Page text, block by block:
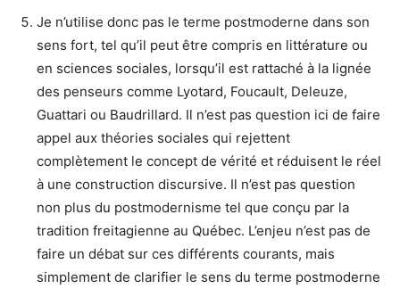
Je n’utilise donc pas le terme postmoderne dans son
sens fort, tel qu’il peut être compris en littérature ou
en sciences sociales, lorsqu’il est rattaché à la lignée
des penseurs comme Lyotard, Foucault, Deleuze,
Guattari ou Baudrillard. Il n’est pas question ici de faire
appel aux théories sociales qui rejettent
complètement le concept de vérité et réduisent le réel
à une construction discursive. Il n’est pas question
non plus du postmodernisme tel que conçu par la
tradition freitagienne au Québec. L’enjeu n’est pas de
faire un débat sur ces différents courants, mais
simplement de clarifier le sens du terme postmoderne